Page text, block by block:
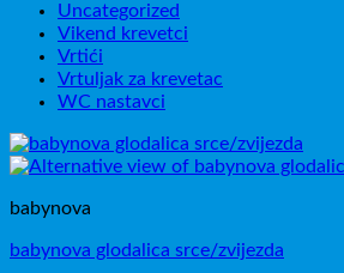
Uncategorized
Vikend krevetci
Vrtići
Vrtuljak za krevetac
WC nastavci
babynova
babynova glodalica srce/zvijezda